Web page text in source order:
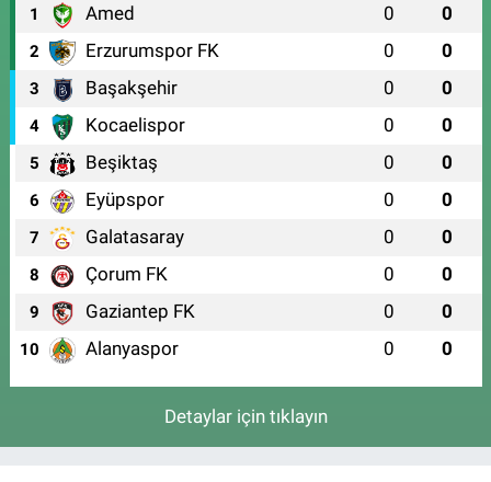
1 Amed 0 0
2 Erzurumspor FK 0 0
3 Başakşehir 0 0
4 Kocaelispor 0 0
5 Beşiktaş 0 0
6 Eyüpspor 0 0
7 Galatasaray 0 0
8 Çorum FK 0 0
9 Gaziantep FK 0 0
10 Alanyaspor 0 0
Detaylar için tıklayın